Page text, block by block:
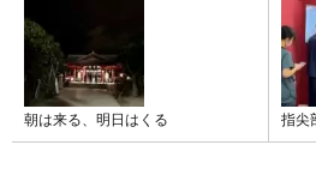
朝は来る、明日はくる 指尖